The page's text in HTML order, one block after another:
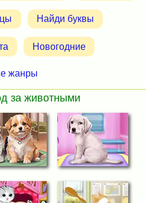
Найди буквы
Новогодние
жанры
за животными